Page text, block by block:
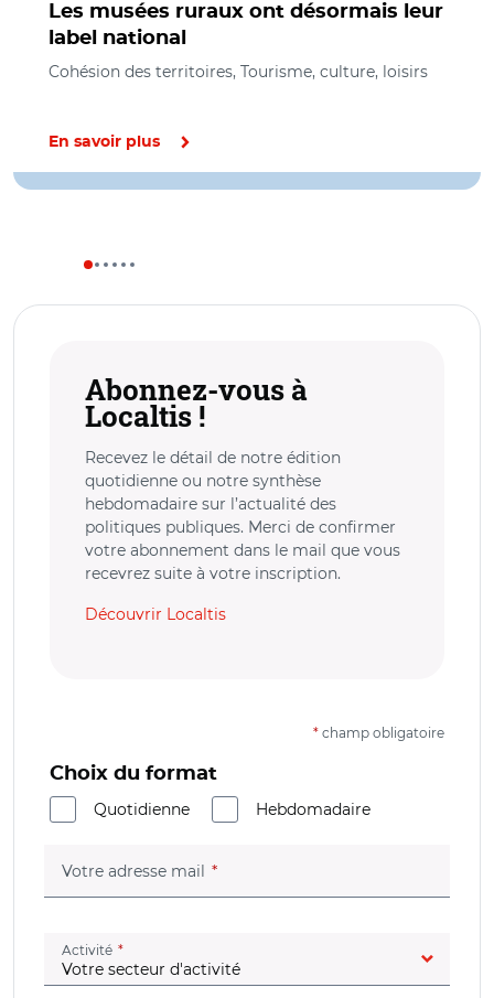
Les musées ruraux ont désormais leur
label national
Cohésion des territoires, Tourisme, culture, loisirs
En savoir plus
Abonnez-vous à
Localtis !
Recevez le détail de notre édition
quotidienne ou notre synthèse
hebdomadaire sur l’actualité des
politiques publiques. Merci de confirmer
votre abonnement dans le mail que vous
recevrez suite à votre inscription.
Découvrir Localtis
* champ obligatoire
Choix du format
Quotidienne
Hebdomadaire
Votre adresse mail (champ obligatoire)
Activité (champ obligatoire)